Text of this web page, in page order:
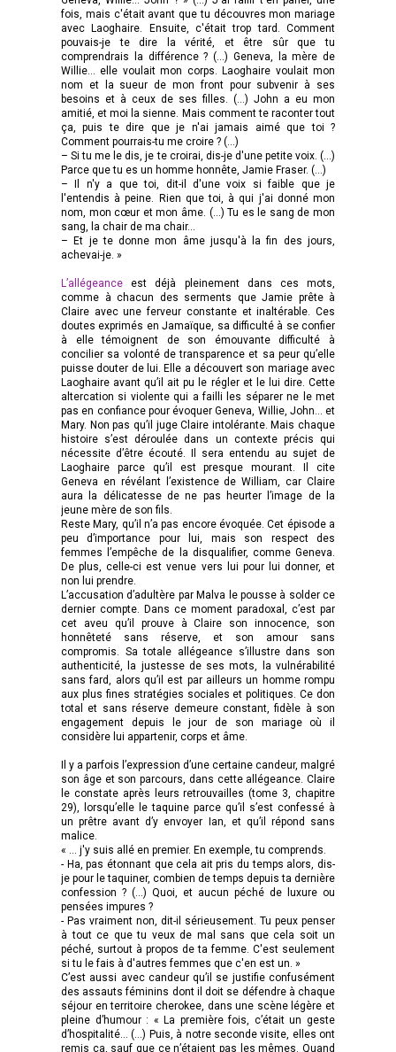
fois, mais c'était avant que tu découvres mon mariage
avec Laoghaire. Ensuite, c'était trop tard. Comment
pouvais-je te dire la vérité, et être sûr que tu
comprendrais la différence ? (…) Geneva, la mère de
Willie... elle voulait mon corps. Laoghaire voulait mon
nom et la sueur de mon front pour subvenir à ses
besoins et à ceux de ses filles. (…) John a eu mon
amitié, et moi la sienne. Mais comment te raconter tout
ça, puis te dire que je n'ai jamais aimé que toi ?
Comment pourrais-tu me croire ? (…)
– Si tu me le dis, je te croirai, dis-je d'une petite voix. (…)
Parce que tu es un homme honnête, Jamie Fraser. (…)
– Il n'y a que toi, dit-il d'une voix si faible que je
l'entendis à peine. Rien que toi, à qui j'ai donné mon
nom, mon cœur et mon âme. (…) Tu es le sang de mon
sang, la chair de ma chair...
– Et je te donne mon âme jusqu'à la fin des jours,
achevai-je. »
L’allégeance est déjà pleinement dans ces mots,
comme à chacun des serments que Jamie prête à
Claire avec une ferveur constante et inaltérable. Ces
doutes exprimés en Jamaïque, sa difficulté à se confier
à elle témoignent de son émouvante difficulté à
concilier sa volonté de transparence et sa peur qu’elle
puisse douter de lui. Elle a découvert son mariage avec
Laoghaire avant qu’il ait pu le régler et le lui dire. Cette
altercation si violente qui a failli les séparer ne le met
pas en confiance pour évoquer Geneva, Willie, John… et
Mary. Non pas qu’il juge Claire intolérante. Mais chaque
histoire s’est déroulée dans un contexte précis qui
nécessite d’être écouté. Il sera entendu au sujet de
Laoghaire parce qu’il est presque mourant. Il cite
Geneva en révélant l’existence de William, car Claire
aura la délicatesse de ne pas heurter l’image de la
jeune mère de son fils.
Reste Mary, qu’il n’a pas encore évoquée. Cet épisode a
peu d’importance pour lui, mais son respect des
femmes l’empêche de la disqualifier, comme Geneva.
De plus, celle-ci est venue vers lui pour lui donner, et
non lui prendre.
L’accusation d’adultère par Malva le pousse à solder ce
dernier compte. Dans ce moment paradoxal, c’est par
cet aveu qu’il prouve à Claire son innocence, son
honnêteté sans réserve, et son amour sans
compromis. Sa totale allégeance s’illustre dans son
authenticité, la justesse de ses mots, la vulnérabilité
sans fard, alors qu’il est par ailleurs un homme rompu
aux plus fines stratégies sociales et politiques. Ce don
total et sans réserve demeure constant, fidèle à son
engagement depuis le jour de son mariage où il
considère lui appartenir, corps et âme.
Il y a parfois l’expression d’une certaine candeur, malgré
son âge et son parcours, dans cette allégeance. Claire
le constate après leurs retrouvailles (tome 3, chapitre
29), lorsqu’elle le taquine parce qu’il s’est confessé à
un prêtre avant d’y envoyer Ian, et qu’il répond sans
malice.
« ... j'y suis allé en premier. En exemple, tu comprends.
- Ha, pas étonnant que cela ait pris du temps alors, dis-
je pour le taquiner, combien de temps depuis ta dernière
confession ? (…) Quoi, et aucun péché de luxure ou
pensées impures ?
- Pas vraiment non, dit-il sérieusement. Tu peux penser
à tout ce que tu veux de mal sans que cela soit un
péché, surtout à propos de ta femme. C'est seulement
si tu le fais à d'autres femmes que c'en est un. »
C’est aussi avec candeur qu’il se justifie confusément
des assauts féminins dont il doit se défendre à chaque
séjour en territoire cherokee, dans une scène légère et
pleine d’humour : « La première fois, c’était un geste
d’hospitalité… (…) Puis, à notre seconde visite, elles ont
remis ça, sauf que ce n’étaient pas les mêmes. Quand